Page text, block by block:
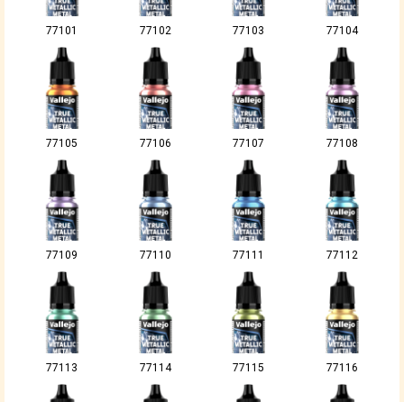
77101 77102 77103 77104
77105 77106 77107 77108
77109 77110 77111 77112
77113 77114 77115 77116